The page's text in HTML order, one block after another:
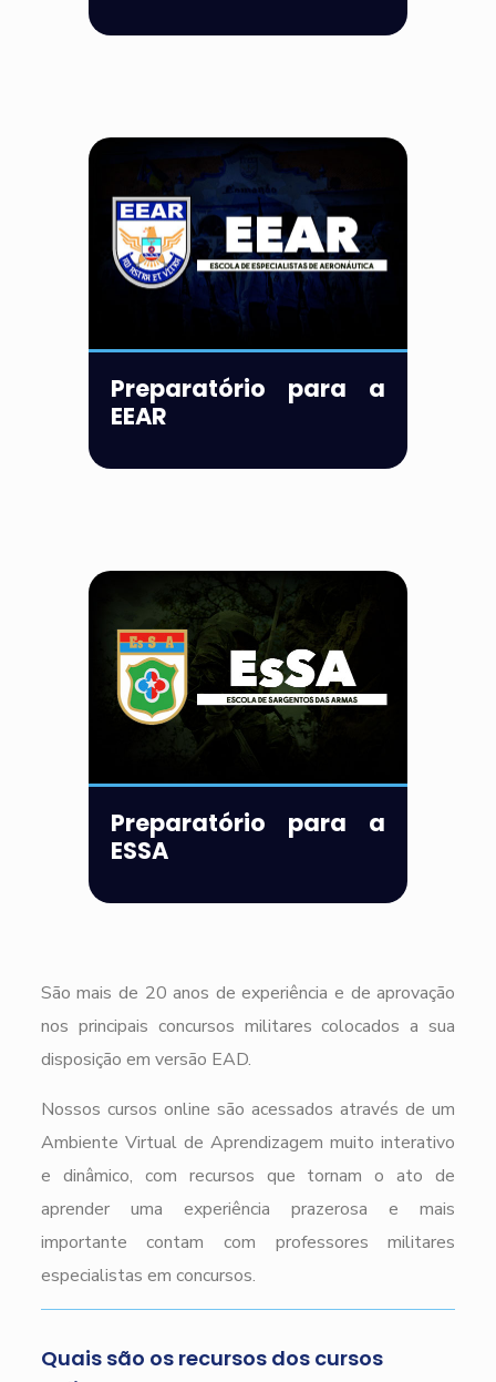
Preparatório para a
EEAR
Preparatório para a
ESSA
São mais de 20 anos de experiência e de aprovação
nos principais concursos militares colocados a sua
disposição em versão EAD.
Nossos cursos online são acessados através de um
Ambiente Virtual de Aprendizagem muito interativo
e dinâmico, com recursos que tornam o ato de
aprender uma experiência prazerosa e mais
importante contam com professores militares
especialistas em concursos.
Quais são os recursos dos cursos